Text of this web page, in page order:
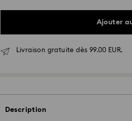
Ajouter
Livraison gratuite dès 99.00 EUR.
Description